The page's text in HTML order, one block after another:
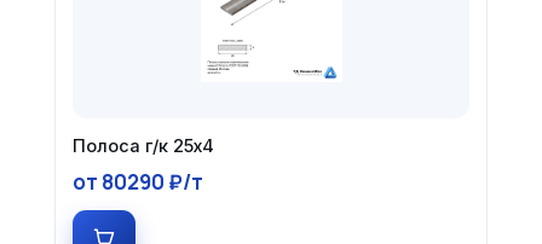
Полоса г/к 25х4
от 80290 ₽/т